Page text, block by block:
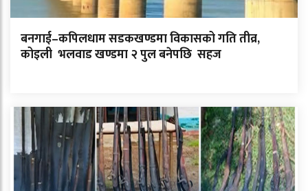
बनगाई–कपिलधाम सडकखण्डमा विकासको गति तीव्र,
कोइली भलवाड खण्डमा २ पुल बनेपछि सहज